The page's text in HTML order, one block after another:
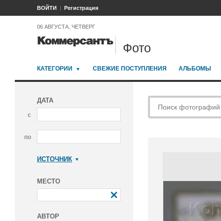
ВОЙТИ Регистрация
06 АВГУСТА, ЧЕТВЕРГ
Фото
КАТЕГОРИИ СВЕЖИЕ ПОСТУПЛЕНИЯ АЛЬБОМЫ
ДАТА
с
по
ИСТОЧНИК
МЕСТО
АВТОР